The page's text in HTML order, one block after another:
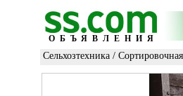
ОБЪЯВЛЕНИЯ
Сельхозтехника /